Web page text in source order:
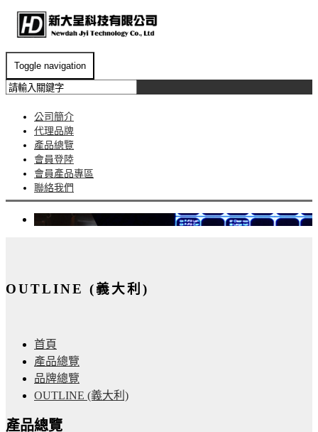
Toggle navigation
公司簡介
代理品牌
產品總覽
會員登陸
會員產品專區
聯絡我們
OUTLINE (義大利)
首頁
產品總覽
品牌總覽
OUTLINE (義大利)
產品總覽